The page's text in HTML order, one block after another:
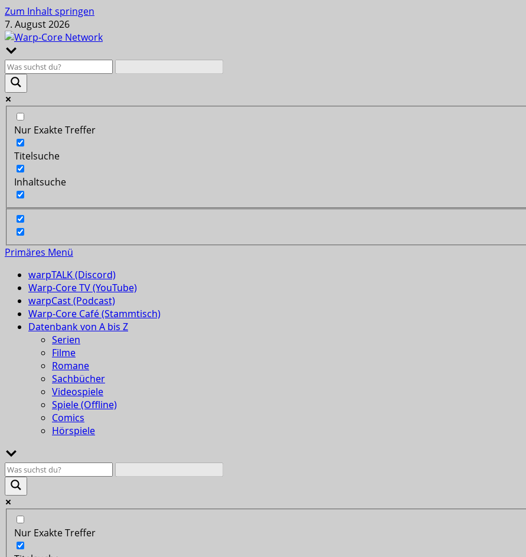
Zum Inhalt springen
7. August 2026
Nur Exakte Treffer
Titelsuche
Inhaltsuche
Primäres Menü
warpTALK (Discord)
Warp-Core TV (YouTube)
warpCast (Podcast)
Warp-Core Café (Stammtisch)
Datenbank von A bis Z
Serien
Filme
Romane
Sachbücher
Videospiele
Spiele (Offline)
Comics
Hörspiele
Nur Exakte Treffer